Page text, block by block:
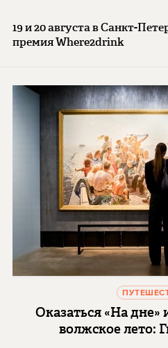
19 и 20 августа в Санкт-
премия Where2drink
Оказаться «На дне»
волжское лето: